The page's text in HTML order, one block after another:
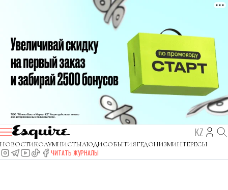
KZ
НОВОСТИКОЛУМНИСТЫЛЮДИСОБЫТИЯГЕДОНИЗМИНТЕРЕСЫ
ЧИТАТЬ ЖУРНАЛЫ